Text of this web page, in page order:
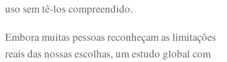
uso sem tê-los compreendido.
Embora muitas pessoas reconheçam as limitações
reais das nossas escolhas, um estudo global com